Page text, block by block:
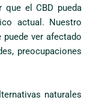
que el CBD pueda
actual. Nuestro
puede ver afectado
preocupaciones
naturales